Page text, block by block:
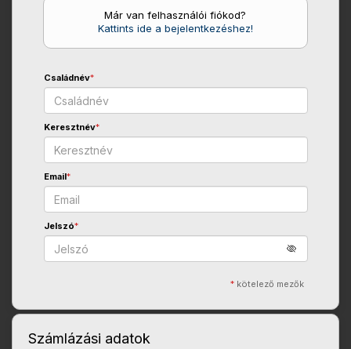
Már van felhasználói fiókod?
Kattints ide a bejelentkezéshez!
Családnév*
Keresztnév*
Email*
Jelszó*
* kötelező mezők
Számlázási adatok